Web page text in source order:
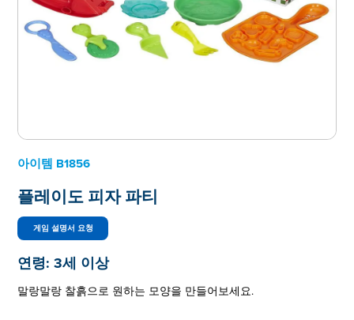
아이템 B1856
플레이도 피자 파티
게임 설명서 요청
연령: 3세 이상
말랑말랑 찰흙으로 원하는 모양을 만들어보세요.